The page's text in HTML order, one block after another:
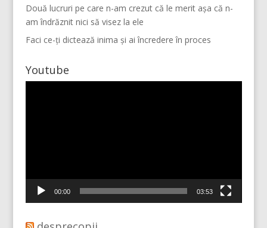
Două lucruri pe care n-am crezut că le merit așa că n-
am îndrăznit nici să visez la ele
Faci ce-ți dictează inima și ai încredere în proces
Youtube
00:00 03:53